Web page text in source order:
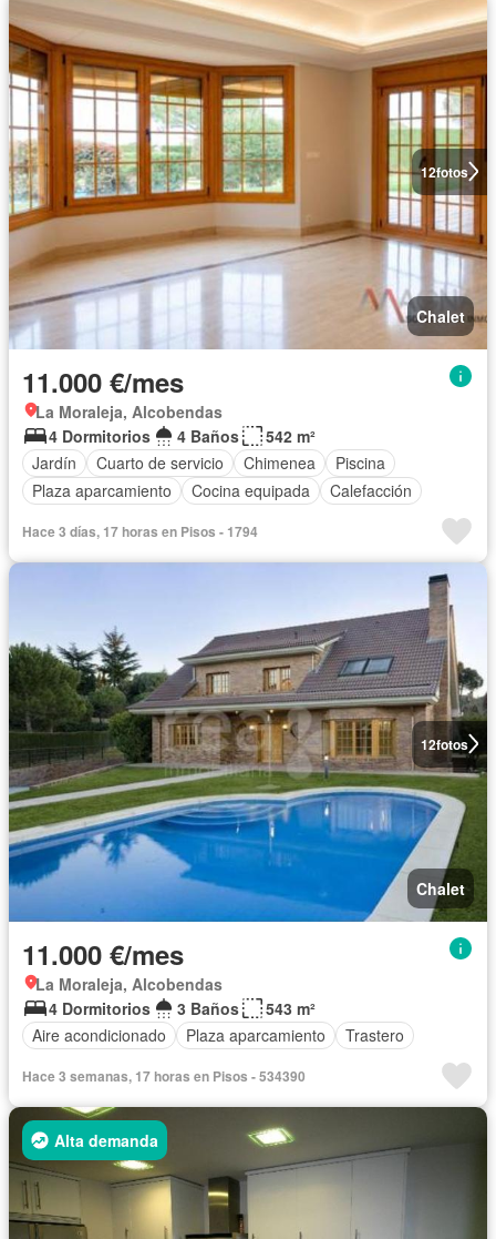
12fotos
Chalet
11.000 €/mes
La Moraleja, Alcobendas
4 Dormitorios
4 Baños
542 m²
Jardín
Cuarto de servicio Chimenea
Piscina
Plaza aparcamiento
Cocina equipada Calefacción
Hace 3 días, 17 horas en Pisos - 1794
12fotos
Chalet
11.000 €/mes
La Moraleja, Alcobendas
4 Dormitorios
3 Baños
543 m²
Aire acondicionado
Plaza aparcamiento Trastero
Hace 3 semanas, 17 horas en Pisos - 534390
Alta demanda